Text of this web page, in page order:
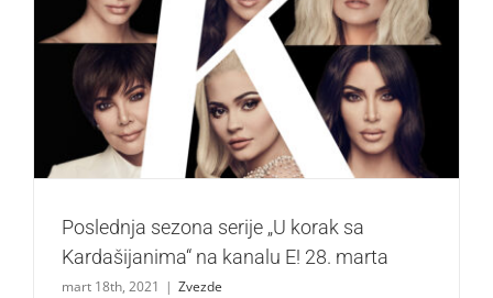
Poslednja sezona serije „U korak sa Kardašijanima“ na
kanalu E! 28. marta
Zvezde
Poslednja sezona serije „U korak sa
Kardašijanima“ na kanalu E! 28. marta
mart 18th, 2021 | Zvezde